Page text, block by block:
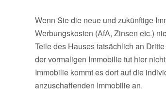
Wenn Sie die neue und zukünftige
Werbungskosten (AfA, Zinsen etc.)
Teile des Hauses tatsächlich an
der vormaligen Immobilie tut hier
Immobilie kommt es dort auf die
anzuschaffenden Immobilie an.